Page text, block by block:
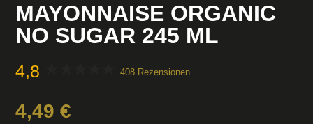
MAYONNAISE ORGANIC
NO SUGAR 245 ML
4,8 408 Rezensionen
4,49€